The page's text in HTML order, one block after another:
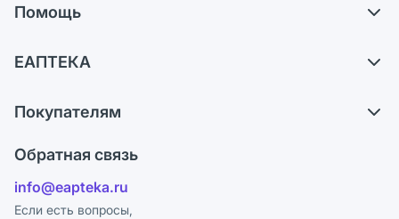
Помощь
Самовывоз из аптек
Ответы на вопросы
Блог
ЕАПТЕКА
Карьера
Поставщики
Лицензия
Реклама на сайте
Покупателям
Программа СберСпасибо
Обратная связь
info@eapteka.ru
Если есть вопросы,